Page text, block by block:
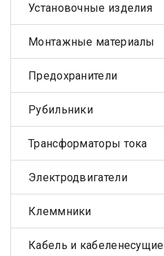
Установочные изделия
Монтажные материалы
Предохранители
Рубильники
Трансформаторы тока
Электродвигатели
Клеммники
Кабель и кабеленесущие